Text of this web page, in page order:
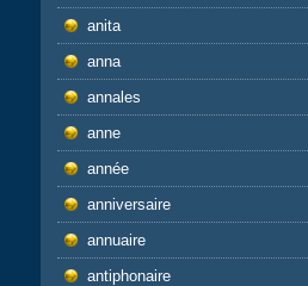
anita
anna
annales
anne
année
anniversaire
annuaire
antiphonaire